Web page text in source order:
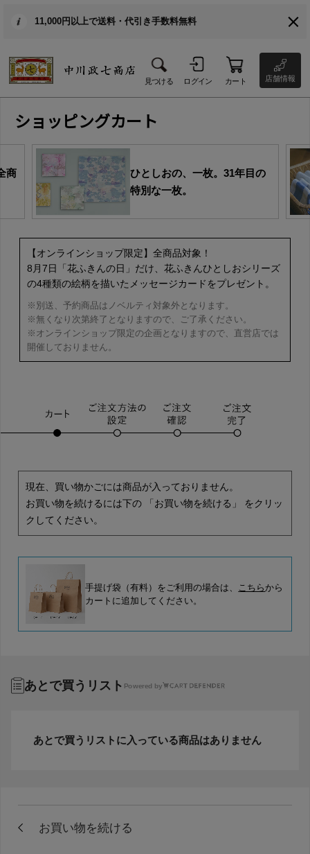
11,000円以上で送料・代引き手数料無料
見つける ログイン カート 店舗情報
ショッピングカート
商
ひとしおの、一枚。31年目の
特別な一枚。
【オンラインショップ限定】全商品対象！
8月7日「花ふきんの日」だけ、花ふきんひとしおシリーズ
の4種類の絵柄を描いたメッセージカードをプレゼント。
※別送、予約商品はノベルティ対象外となります。
※無くなり次第終了となりますので、ご了承ください。
※オンラインショップ限定の企画となりますので、直営店では
開催しておりません。
現在、買い物かごには商品が入っておりません。
お買い物を続けるには下の 「お買い物を続ける」 をクリッ
クしてください。
手提げ袋（有料）をご利用の場合は、 こちらから
カートに追加してください。
あとで買うリスト Powered by
あとで買うリストに入っている商品はありません